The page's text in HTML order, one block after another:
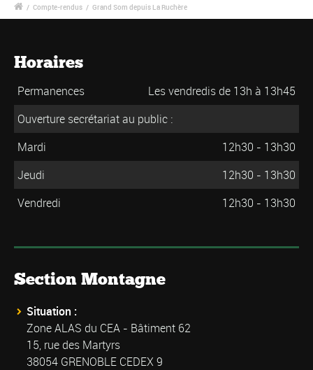
/ Compte-rendus / Grand Som depuis La Ruchère
Horaires
Permanences
Les vendredis de 13h à 13h45
Ouverture secrétariat au public :
Mardi
12h30 - 13h30
Jeudi
12h30 - 13h30
Vendredi
12h30 - 13h30
Section Montagne
Situation :
Zone ALAS du CEA - Bâtiment 62
15, rue des Martyrs
38054 GRENOBLE CEDEX 9